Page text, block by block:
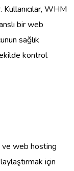
WHM
bir web
sağlık
kontrol
ve web hosting
için